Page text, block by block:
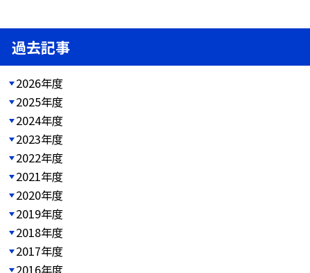
過去記事
2026年度
2025年度
2024年度
2023年度
2022年度
2021年度
2020年度
2019年度
2018年度
2017年度
2016年度